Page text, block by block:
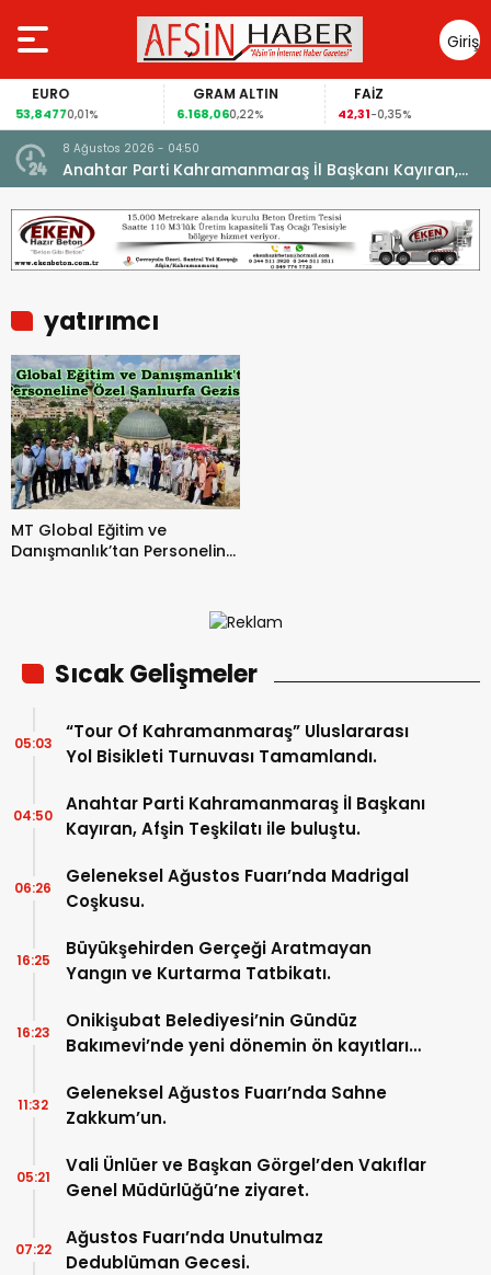
Giriş
Yap
EURO
53,84770,01%
GRAM ALTIN
6.168,060,22%
FAİZ
42,31-0,35%
8 Ağustos 2026 - 04:50
Anahtar Parti Kahramanmaraş İl Başkanı Kayıran,
Afşin Teşkilatı ile buluştu.
yatırımcı
MT Global Eğitim ve
Danışmanlık’tan Personeline
Sıcak Gelişmeler
“Tour Of Kahramanmaraş” Uluslararası
Yol Bisikleti Turnuvası Tamamlandı.
05:03
Anahtar Parti Kahramanmaraş İl Başkanı
Kayıran, Afşin Teşkilatı ile buluştu.
04:50
Geleneksel Ağustos Fuarı’nda Madrigal
Coşkusu.
06:26
Büyükşehirden Gerçeği Aratmayan
Yangın ve Kurtarma Tatbikatı.
16:25
Onikişubat Belediyesi’nin Gündüz
Bakımevi’nde yeni dönemin ön kayıtları
16:23
Geleneksel Ağustos Fuarı’nda Sahne
Zakkum’un.
11:32
Vali Ünlüer ve Başkan Görgel’den Vakıflar
Genel Müdürlüğü’ne ziyaret.
05:21
Ağustos Fuarı’nda Unutulmaz
Dedublüman Gecesi.
07:22